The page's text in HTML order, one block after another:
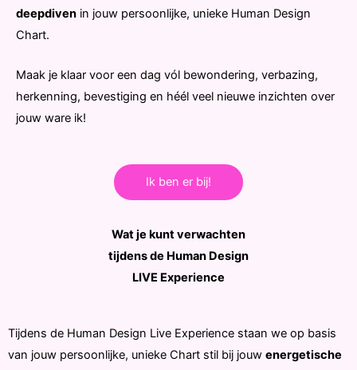
deepdiven in jouw persoonlijke, unieke Human Design
Chart.
Maak je klaar voor een dag vól bewondering, verbazing,
herkenning, bevestiging en héél veel nieuwe inzichten over
jouw ware ik!
Ik ben er bij!
Wat je kunt verwachten
tijdens de Human Design
LIVE Experience
Tijdens de Human Design Live Experience staan we op basis
van jouw persoonlijke, unieke Chart stil bij jouw energetische